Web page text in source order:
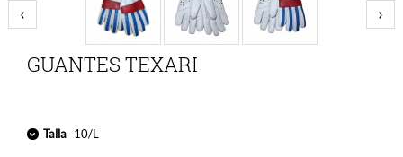
‹ ›
GUANTES TEXARI
Talla 10/L